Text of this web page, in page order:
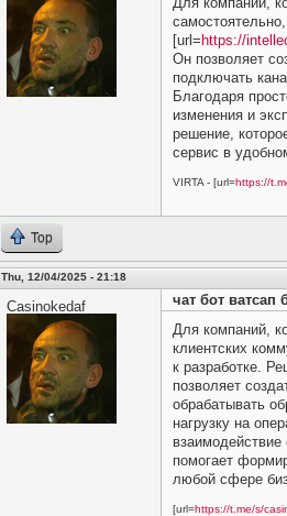
[url= https://
Он позволяет
подключать
Благодаря
изменения и
решение,
сервис в
VIRTA - [url=https://
Top
Thu, 12/04/2025 - 21:18
Casinokedaf
чат бот ватсап
Для компаний,
клиентских
к разработке.
позволяет
обрабатывать
нагрузку на
помогает
любой сфере
[url=https://t.me/s/